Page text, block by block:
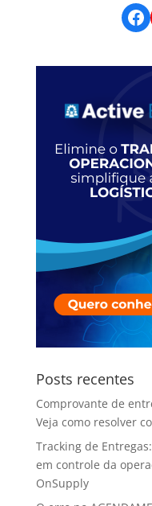
Posts recentes
Comprovante de
Veja como resolver
Tracking de
em controle da
OnSupply